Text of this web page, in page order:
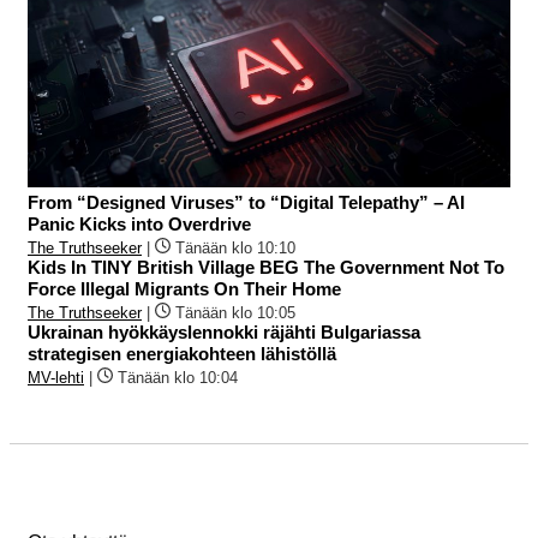
From “Designed Viruses” to “Digital Telepathy” – AI
Panic Kicks into Overdrive
The Truthseeker| Tänään klo 10:10
Kids In TINY British Village BEG The Government Not To
Force Illegal Migrants On Their Home
The Truthseeker| Tänään klo 10:05
Ukrainan hyökkäyslennokki räjähti Bulgariassa
strategisen energiakohteen lähistöllä
MV-lehti Tänään klo 10:04